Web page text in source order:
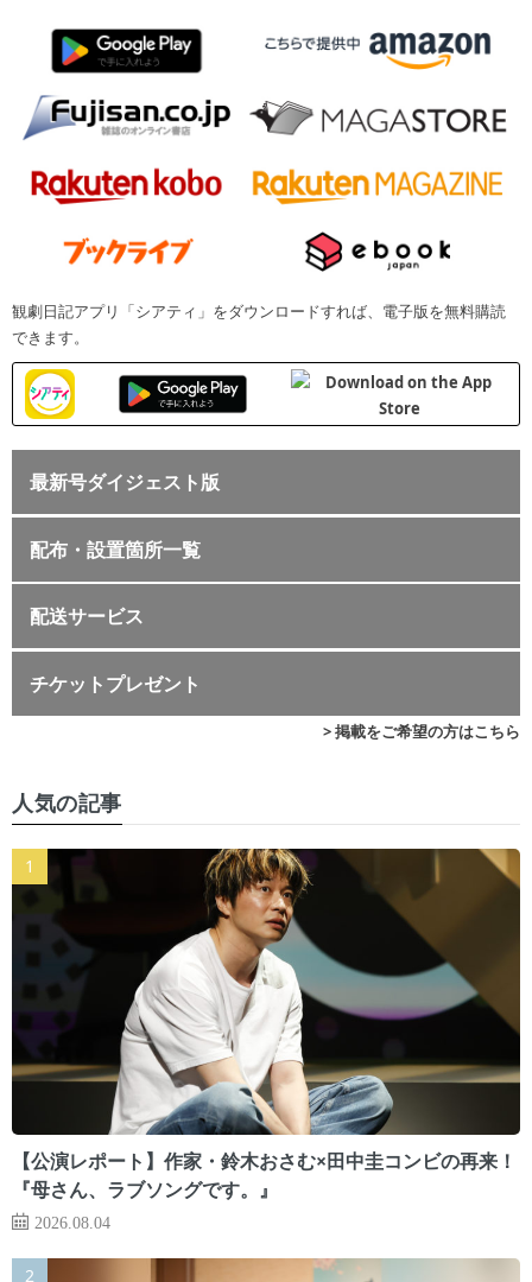
観劇日記アプリ「シアティ」をダウンロードすれば、電子版を無料購読
できます。
最新号ダイジェスト版
配布・設置箇所一覧
配送サービス
チケットプレゼント
> 掲載をご希望の方はこちら
人気の記事
【公演レポート】作家・鈴木おさむ×田中圭コンビの再来！
『母さん、ラブソングです。』
2026.08.04